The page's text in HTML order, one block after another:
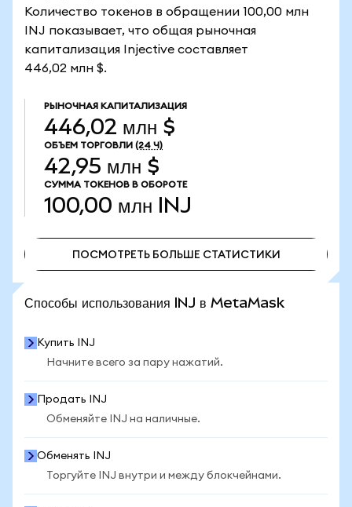
Количество токенов в обращении 100,00 млн
INJ показывает, что общая рыночная
капитализация Injective составляет
446,02 млн $.
РЫНОЧНАЯ КАПИТАЛИЗАЦИЯ
446,02 млн $
ОБЪЕМ ТОРГОВЛИ (24 Ч)
42,95 млн $
СУММА ТОКЕНОВ В ОБОРОТЕ
100,00 млн INJ
ПОСМОТРЕТЬ БОЛЬШЕ СТАТИСТИКИ
Способы использования INJ в MetaMask
Купить INJ
Начните всего за пару нажатий.
Продать INJ
Обменяйте INJ на наличные.
Обменять INJ
Торгуйте INJ внутри и между блокчейнами.